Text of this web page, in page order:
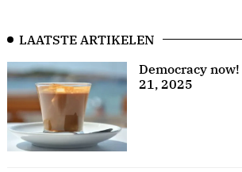
LAATSTE ARTIKELEN
Democracy
21, 2025